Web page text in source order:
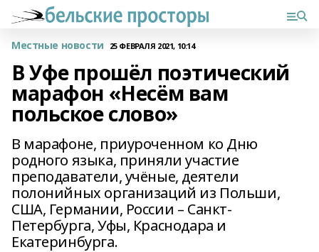
Местные новости 25 ФЕВРАЛЯ 2021, 10:14
В Уфе прошёл поэтический
марафон «Несём вам
польское слово»
В марафоне, приуроченном ко Дню
родного языка, приняли участие
преподаватели, учёные, деятели
полонийных организаций из Польши,
США, Германии, России – Санкт-
Петербурга, Уфы, Краснодара и
Екатеринбурга.